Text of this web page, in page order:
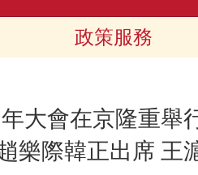
政策服務
大會在京隆重
樂際韓正出席 王